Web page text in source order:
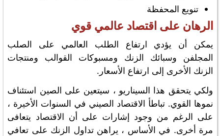
تنويع المحفظة
الرهان على اقتصاد عالمي قوي
يمكن أن يؤدي ارتفاع الطلب العالمي على الصلب
المجلفن وسبائك الزنك ومسبوكات القوالب ومنتجات
الزنك الأخرى إلى ارتفاع الأسعار.
ولكي يتحقق هذا السيناريو ، سيتعين على الصين استئناف
نموها القوي. تباطأ الاقتصاد الصيني في السنوات الأخيرة ،
على الرغم من وجود إشارات على أن الاقتصاد يتعافى
مرة أخرى. في الأساس ، يراهن تداول الزنك على تعافي